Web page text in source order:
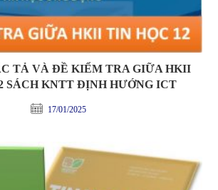
TẢ VÀ ĐỀ KIỂM TRA GIỮA HKII
SÁCH KNTT ĐỊNH HƯỚNG ICT
17/01/2025